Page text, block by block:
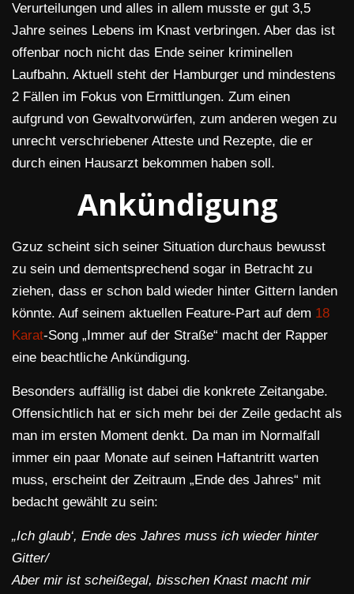
Verurteilungen und alles in allem musste er gut 3,5
Jahre seines Lebens im Knast verbringen. Aber das ist
offenbar noch nicht das Ende seiner kriminellen
Laufbahn. Aktuell steht der Hamburger und mindestens
2 Fällen im Fokus von Ermittlungen. Zum einen
aufgrund von Gewaltvorwürfen, zum anderen wegen zu
unrecht verschriebener Atteste und Rezepte, die er
durch einen Hausarzt bekommen haben soll.
Ankündigung
Gzuz scheint sich seiner Situation durchaus bewusst
zu sein und dementsprechend sogar in Betracht zu
ziehen, dass er schon bald wieder hinter Gittern landen
könnte. Auf seinem aktuellen Feature-Part auf dem 18
Karat-Song „Immer auf der Straße“ macht der Rapper
eine beachtliche Ankündigung.
Besonders auffällig ist dabei die konkrete Zeitangabe.
Offensichtlich hat er sich mehr bei der Zeile gedacht als
man im ersten Moment denkt. Da man im Normalfall
immer ein paar Monate auf seinen Haftantritt warten
muss, erscheint der Zeitraum „Ende des Jahres“ mit
bedacht gewählt zu sein:
„Ich glaub‘, Ende des Jahres muss ich wieder hinter
Gitter/
Aber mir ist scheißegal, bisschen Knast macht mir